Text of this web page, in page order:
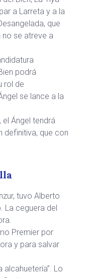
a Larreta y a la
que
no se atreve a
podrá
rol de
se lance a la
Ángel tendrá
definitiva, que con
tuvo Alberto
La ceguera del
Premier por
y para salvar
alcahuetería”. Lo